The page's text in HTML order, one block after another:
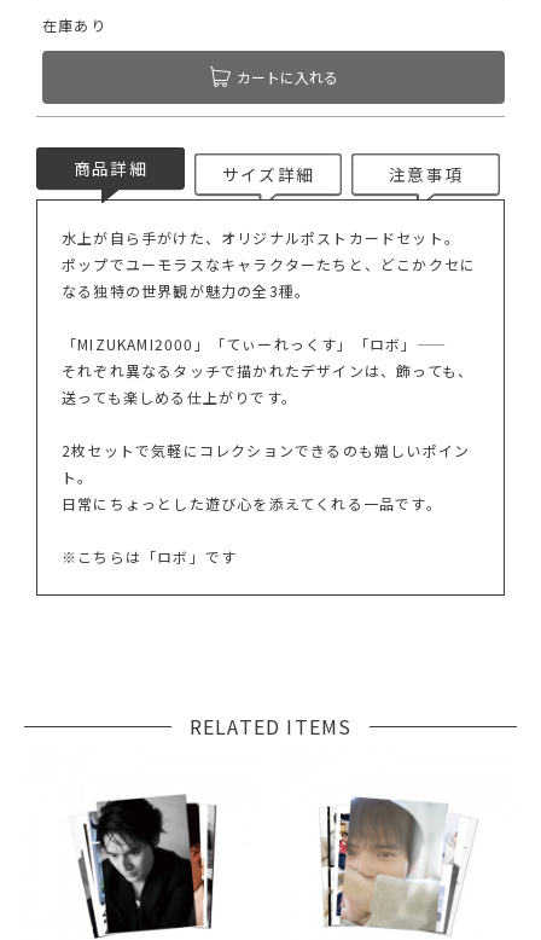
在庫あり
カートに入れる
商品詳細 サイズ詳細 注意事項
水上が自ら手がけた、オリジナルポストカードセット。
ポップでユーモラスなキャラクターたちと、どこかクセに
なる独特の世界観が魅力の全3種。
「MIZUKAMI2000」「てぃーれっくす」「ロボ」――
それぞれ異なるタッチで描かれたデザインは、飾っても、
送っても楽しめる仕上がりです。
2枚セットで気軽にコレクションできるのも嬉しいポイン
ト。
日常にちょっとした遊び心を添えてくれる一品です。
※こちらは「ロボ」です
RELATED ITEMS